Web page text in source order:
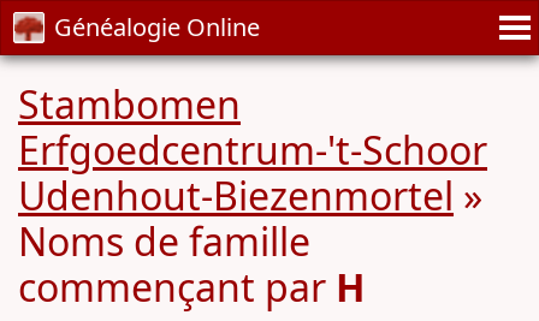
Généalogie Online
Stambomen
Erfgoedcentrum-'t-Schoor
Udenhout-Biezenmortel »
Noms de famille
commençant par H